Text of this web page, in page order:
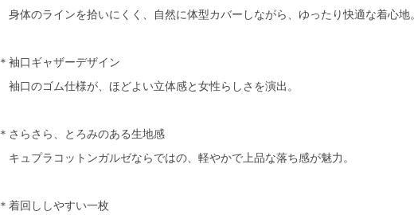
身体のラインを拾いにくく、自然に体型カバーしながら、ゆったり快適な着心地。
＊袖口ギャザーデザイン
袖口のゴム仕様が、ほどよい立体感と女性らしさを演出。
＊さらさら、とろみのある生地感
キュプラコットンガルゼならではの、軽やかで上品な落ち感が魅力。
＊着回ししやすい一枚